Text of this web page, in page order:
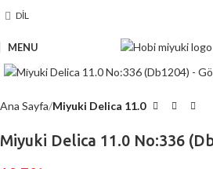
DIL
MENU Click to enlarge
Ana Sayfa Miyuki Delica 11.0
Miyuki Delica 11.0 No:336